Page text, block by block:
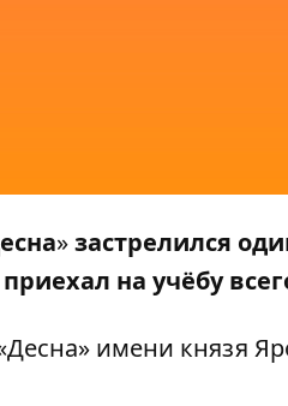
»застрелился
на учёбу
имени князя